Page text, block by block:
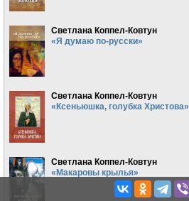
Светлана Коппел-Ковтун
«Я думаю по-русски»
Светлана Коппел-Ковтун
«Ксеньюшка, голубка Христова»
Светлана Коппел-Ковтун
«Макаровы крылья»